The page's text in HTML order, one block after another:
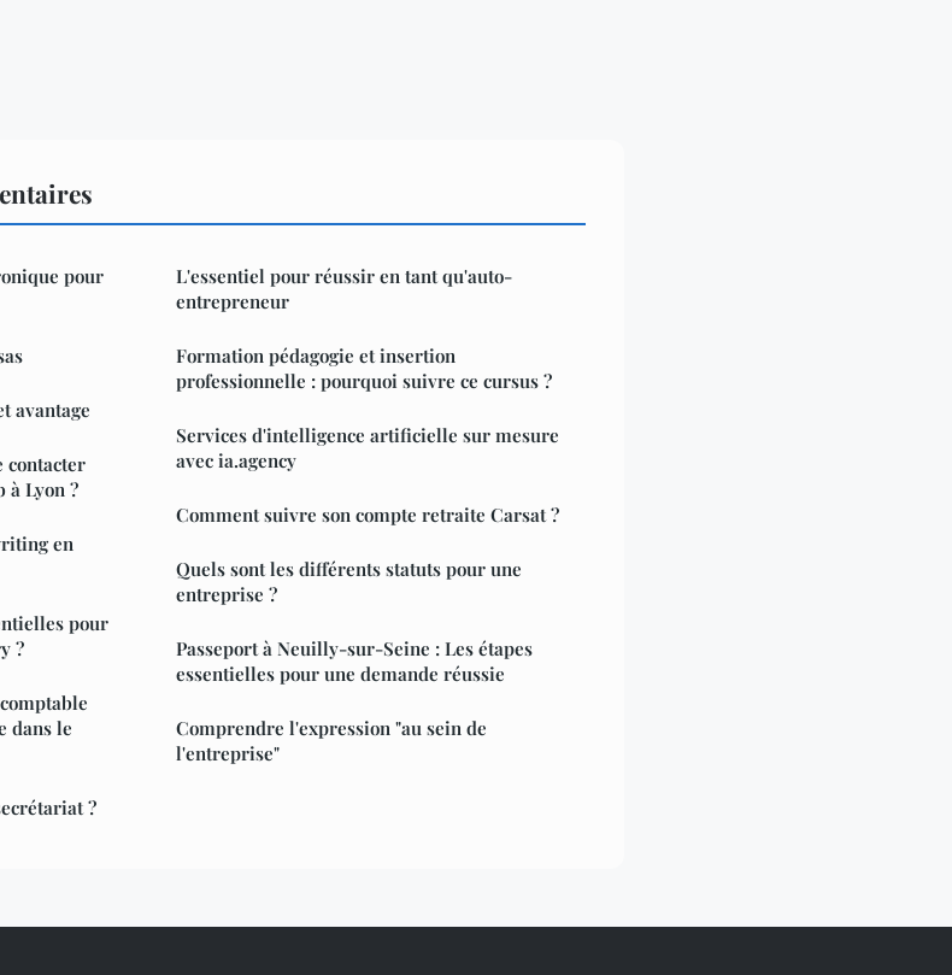
pour
avantage
contacter
à Lyon ?
en
pour
?
dans le
?
L'essentiel pour réussir en tant qu'auto-
entrepreneur
Formation pédagogie et insertion
professionnelle : pourquoi suivre ce cursus ?
Services d'intelligence artificielle sur mesure
avec ia.agency
Comment suivre son compte retraite Carsat ?
Quels sont les différents statuts pour une
entreprise ?
Passeport à Neuilly-sur-Seine : Les étapes
essentielles pour une demande réussie
Comprendre l'expression "au sein de
l'entreprise"